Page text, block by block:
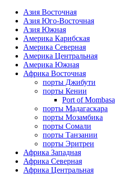
Азия Восточная
Азия Юго-Восточная
Азия Южная
Америка Карибская
Америка Северная
Америка Центральная
Америка Южная
Африка Восточная
порты Джибути
порты Кении
Port of Mombasa
порты Мадагаскара
порты Мозамбика
порты Сомали
порты Танзании
порты Эритреи
Африка Западная
Африка Северная
Африка Центральная